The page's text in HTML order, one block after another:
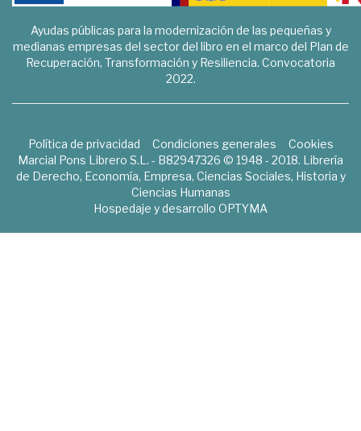
Ayudas públicas para la modernización de las pequeñas y
medianas empresas del sector del libro en el marco del Plan de
Recuperación, Transformación y Resiliencia. Convocatoria
2022.
Política de privacidad Condiciones generales
Cookies
Marcial Pons Librero S.L. - B82947326 © 1948 - 2018. Librería
de Derecho, Economía, Empresa, Ciencias Sociales, Historia y
Ciencias Humanas
Hospedaje y desarrollo OPTYMA